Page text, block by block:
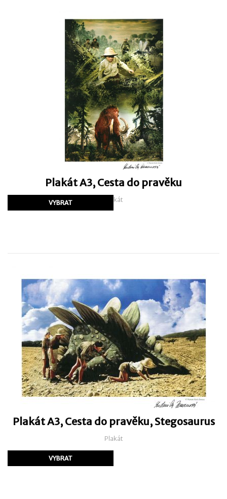
Plakát A3, Cesta do pravěku
Plakát
Plakát A3, Cesta do pravěku, Stegosaurus
Plakát